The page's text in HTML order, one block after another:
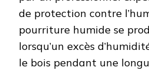
de protection contre
pourriture humide se
lorsqu’un excès
le bois pendant une